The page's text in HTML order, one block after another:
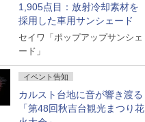
1,905点目：放射冷却素材を
採用した車用サンシェード
セイワ「ポップアップサンシェ
ード」
イベント告知
カルスト台地に音が響き渡る
「第48回秋吉台観光まつり花